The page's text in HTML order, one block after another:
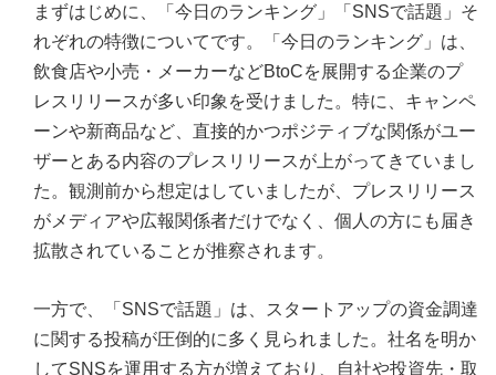
まずはじめに、「今日のランキング」「SNSで話題」そ
れぞれの特徴についてです。「今日のランキング」は、
飲食店や小売・メーカーなどBtoCを展開する企業のプ
レスリリースが多い印象を受けました。特に、キャンペ
ーンや新商品など、直接的かつポジティブな関係がユー
ザーとある内容のプレスリリースが上がってきていまし
た。観測前から想定はしていましたが、プレスリリース
がメディアや広報関係者だけでなく、個人の方にも届き
拡散されていることが推察されます。
一方で、「SNSで話題」は、スタートアップの資金調達
に関する投稿が圧倒的に多く見られました。社名を明か
してSNSを運用する方が増えており、自社や投資先・取